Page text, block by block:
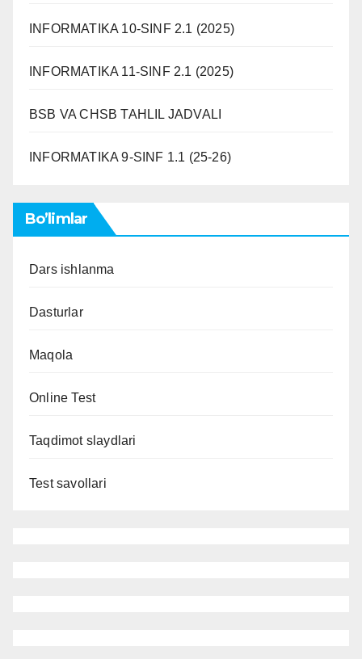
INFORMATIKA 10-SINF 2.1 (2025)
INFORMATIKA 11-SINF 2.1 (2025)
BSB VA CHSB TAHLIL JADVALI
INFORMATIKA 9-SINF 1.1 (25-26)
Bo’limlar
Dars ishlanma
Dasturlar
Maqola
Online Test
Taqdimot slaydlari
Test savollari